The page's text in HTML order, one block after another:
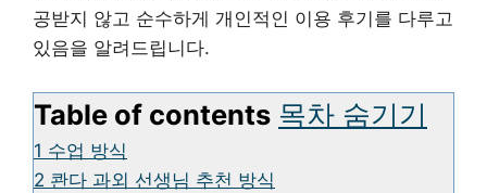
공받지 않고 순수하게 개인적인 이용 후기를 다루고
있음을 알려드립니다.
Table of contents 목차 숨기기
1 수업 방식
2 콴다 과외 선생님 추천 방식